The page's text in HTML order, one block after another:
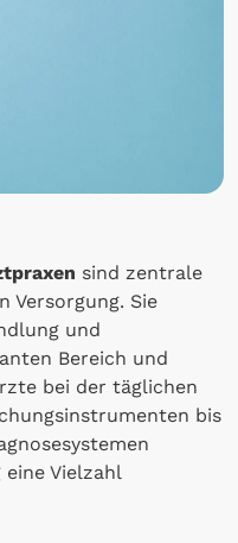
sind zentrale
Versorgung. Sie
und
Bereich und
bei der täglichen
bis
Vielzahl